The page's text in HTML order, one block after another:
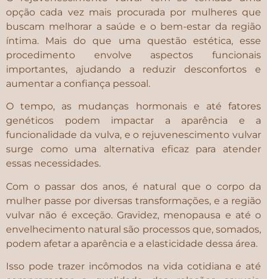
opção cada vez mais procurada por mulheres que
buscam melhorar a saúde e o bem-estar da região
íntima. Mais do que uma questão estética, esse
procedimento envolve aspectos funcionais
importantes, ajudando a reduzir desconfortos e
aumentar a confiança pessoal.
O tempo, as mudanças hormonais e até fatores
genéticos podem impactar a aparência e a
funcionalidade da vulva, e o rejuvenescimento vulvar
surge como uma alternativa eficaz para atender
essas necessidades.
Com o passar dos anos, é natural que o corpo da
mulher passe por diversas transformações, e a região
vulvar não é exceção. Gravidez, menopausa e até o
envelhecimento natural são processos que, somados,
podem afetar a aparência e a elasticidade dessa área.
Isso pode trazer incômodos na vida cotidiana e até